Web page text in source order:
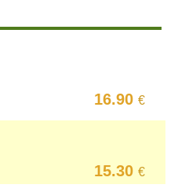
16.90€
15.30€